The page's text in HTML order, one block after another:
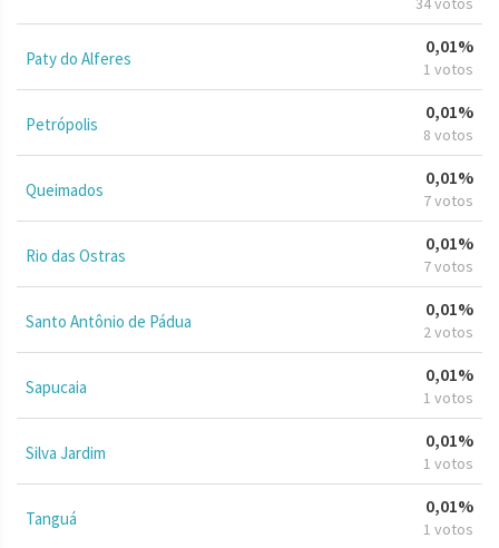
Paty do Alferes
0,01%
1 votos
Petrópolis
0,01%
8 votos
Queimados
0,01%
7 votos
Rio das Ostras
0,01%
7 votos
Santo Antônio de Pádua
0,01%
2 votos
Sapucaia
0,01%
1 votos
Silva Jardim
0,01%
1 votos
Tanguá
0,01%
1 votos